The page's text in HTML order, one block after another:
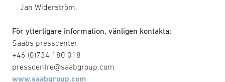
Jan Widerström.
För ytterligare information, vänligen kontakta:
Saabs presscenter
+46 (0)734 180 018
presscentre@saabgroup.com
www.saabgroup.com